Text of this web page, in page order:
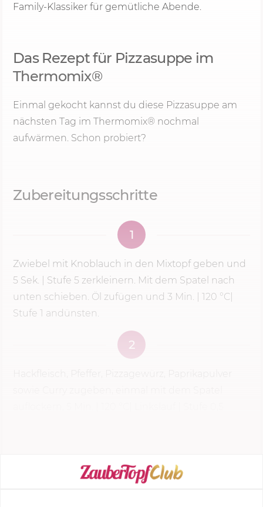
Family-Klassiker für gemütliche Abende.
Das Rezept für Pizzasuppe im
Thermomix®
Einmal gekocht kannst du diese Pizzasuppe am
nächsten Tag im Thermomix® nochmal
aufwärmen. Schon probiert?
Zubereitungsschritte
1
Zwiebel mit Knoblauch in den Mixtopf geben und
5 Sek.
Stufe 5 zerkleinern. Mit dem Spatel nach
unten schieben. Öl zufügen und 3 Min. 120 °C
Stufe 1 andünsten.
2
KOCHMODUS STARTEN